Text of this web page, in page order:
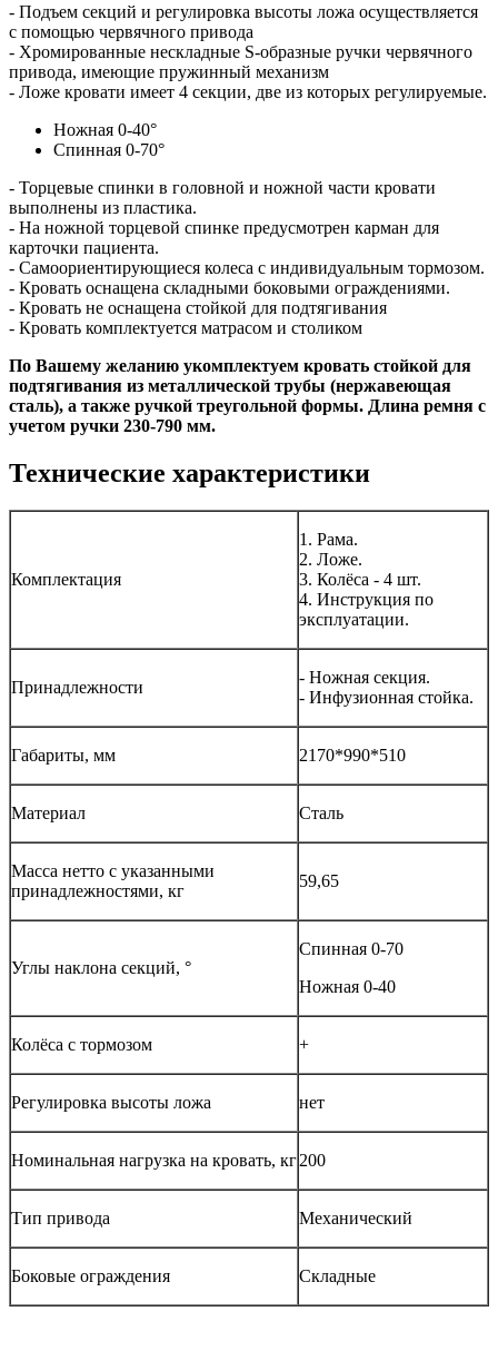
- Подъем секций и регулировка высоты ложа осуществляется
с помощью червячного привода
- Хромированные нескладные S-образные ручки червячного
привода, имеющие пружинный механизм
- Ложе кровати имеет 4 секции, две из которых регулируемые.
Ножная 0-40°
Спинная 0-70°
- Торцевые спинки в головной и ножной части кровати
выполнены из пластика.
- На ножной торцевой спинке предусмотрен карман для
карточки пациента.
- Самоориентирующиеся колеса с индивидуальным тормозом.
- Кровать оснащена складными боковыми ограждениями.
- Кровать не оснащена стойкой для подтягивания
- Кровать комплектуется матрасом и столиком
По Вашему желанию укомплектуем кровать стойкой для
подтягивания из металлической трубы (нержавеющая
сталь), а также ручкой треугольной формы. Длина ремня с
учетом ручки 230-790 мм.
Технические характеристики
Комплектация
1. Рама.
2. Ложе.
3. Колёса - 4 шт.
4. Инструкция по
эксплуатации.
Принадлежности
- Ножная секция.
- Инфузионная стойка.
Габариты, мм 2170*990*510
Материал Сталь
Масса нетто с указанными
принадлежностями, кг
59,65
Углы наклона секций, °
Спинная 0-70
Ножная 0-40
Колёса с тормозом +
Регулировка высоты ложа нет
Номинальная нагрузка на кровать, кг200
Тип привода Механический
Боковые ограждения Складные